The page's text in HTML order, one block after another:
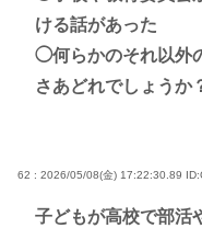
ける話があった
◯何らかのそれ以外
さあどれでしょうか
62 : 2026/05/08(金) 17:22:30.89
子どもが高校で部活